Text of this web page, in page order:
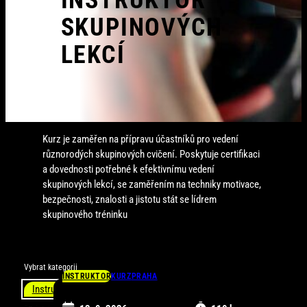
SKUPINOVÝCH
LEKCÍ
Kurz je zaměřen na přípravu účastníků pro vedení
různorodých skupinových cvičení. Poskytuje certifikaci
a dovednosti potřebné k efektivnímu vedení
skupinových lekcí, se zaměřením na techniky motivace,
bezpečnosti, znalosti a jistotu stát se lídrem
skupinového tréninku
Vybrat kategorii
Instruktor
INSTRUKTORKURZ PRAHA